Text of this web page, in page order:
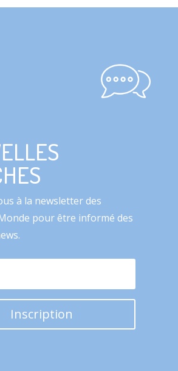
à la newsletter des
pour être informé des
Inscription